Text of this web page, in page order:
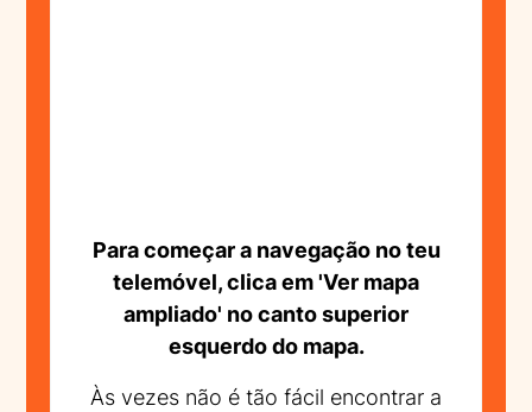
Para começar a navegação no teu
telemóvel, clica em 'Ver mapa
ampliado' no canto superior
esquerdo do mapa.
Às vezes não é tão fácil encontrar a